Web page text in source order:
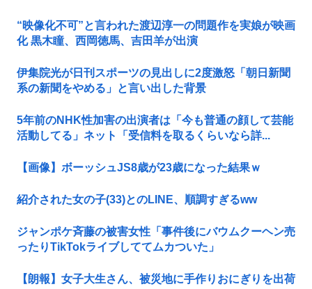
“映像化不可”と言われた渡辺淳一の問題作を実娘が映画
化 黒木瞳、西岡徳馬、吉田羊が出演
伊集院光が日刊スポーツの見出しに2度激怒「朝日新聞
系の新聞をやめる」と言い出した背景
5年前のNHK性加害の出演者は「今も普通の顔して芸能
活動してる」ネット「受信料を取るくらいなら詳...
【画像】ボーッシュJS8歳が23歳になった結果ｗ
紹介された女の子(33)とのLINE、順調すぎるww
ジャンポケ斉藤の被害女性「事件後にバウムクーヘン売
ったりTikTokライブしててムカついた」
【朗報】女子大生さん、被災地に手作りおにぎりを出荷